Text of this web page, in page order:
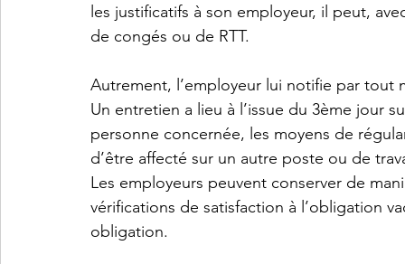
les justificatifs à son employeur, il peut,
de congés ou de RTT.
Autrement, l’employeur lui notifie par
Un entretien a lieu à l’issue du 3ème jour
personne concernée, les moyens de
d’être affecté sur un autre poste ou de
Les employeurs peuvent conserver de
vérifications de satisfaction à l’obligation
obligation.